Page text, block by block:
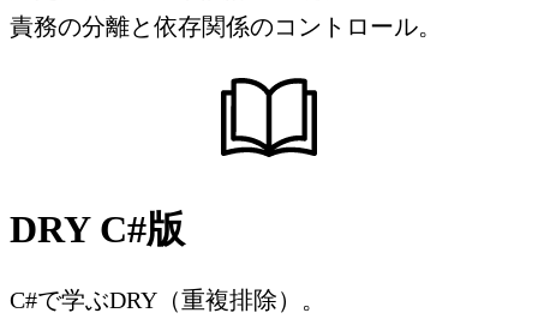
責務の分離と依存関係のコントロール。
DRY C#版
C#で学ぶDRY（重複排除）。